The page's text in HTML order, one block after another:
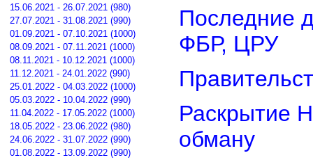
15.06.2021 - 26.07.2021 (980)
27.07.2021 - 31.08.2021 (990)
01.09.2021 - 07.10.2021 (1000)
08.09.2021 - 07.11.2021 (1000)
08.11.2021 - 10.12.2021 (1000)
11.12.2021 - 24.01.2022 (990)
25.01.2022 - 04.03.2022 (1000)
05.03.2022 - 10.04.2022 (990)
11.04.2022 - 17.05.2022 (1000)
18.05.2022 - 23.06.2022 (980)
24.06.2022 - 31.07.2022 (990)
01.08.2022 - 13.09.2022 (990)
Последние
ФБР, ЦРУ
Раскрытие
обману